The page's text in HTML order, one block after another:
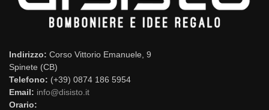
Indirizzo: Corso Vittorio Emanuele, 9
Spinete (CB)
Telefono: (+39) 0874 186 5954
Email: info@disisto.it
Orario: